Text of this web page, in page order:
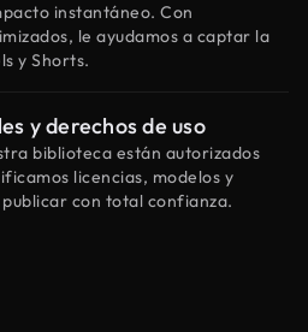
instantáneo. Con
le ayudamos a captar la
y Shorts.
y derechos de uso
biblioteca están autorizados
licencias, modelos y
con total confianza.